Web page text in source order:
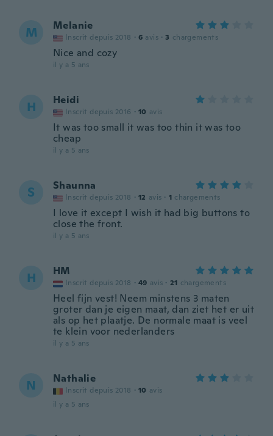
M Melanie
Inscrit depuis 2018 · 6 avis · 3 chargements
Nice and cozy
il y a 5 ans
H Heidi
Inscrit depuis 2016 · 10 avis
It was too small it was too thin it was too
cheap
il y a 5 ans
S Shaunna
Inscrit depuis 2018 · 12 avis · 1 chargements
I love it except I wish it had big buttons to
close the front.
il y a 5 ans
H HM
Inscrit depuis 2018 · 49 avis · 21 chargements
Heel fijn vest! Neem minstens 3 maten
groter dan je eigen maat, dan ziet het er uit
als op het plaatje. De normale maat is veel
te klein voor nederlanders
il y a 5 ans
N Nathalie
Inscrit depuis 2018 · 10 avis
il y a 5 ans